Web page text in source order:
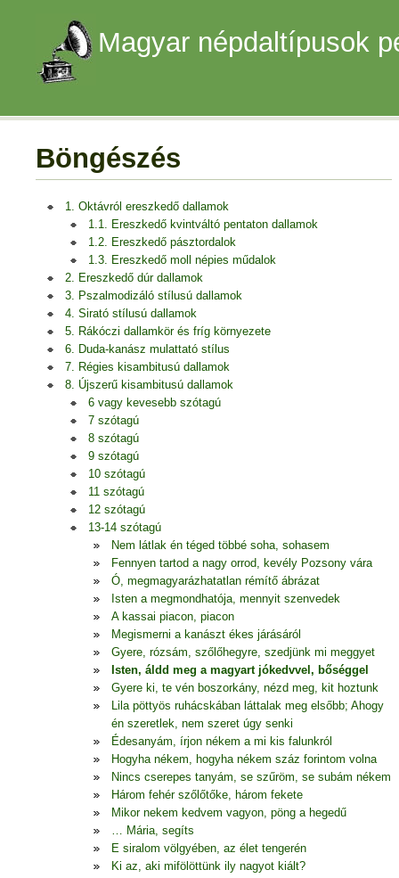
Magyar népdaltípusok
Böngészés
1. Oktávról ereszkedő dallamok
1.1. Ereszkedő kvintváltó pentaton dallamok
1.2. Ereszkedő pásztordalok
1.3. Ereszkedő moll népies műdalok
2. Ereszkedő dúr dallamok
3. Pszalmodizáló stílusú dallamok
4. Sirató stílusú dallamok
5. Rákóczi dallamkör és fríg környezete
6. Duda-kanász mulattató stílus
7. Régies kisambitusú dallamok
8. Újszerű kisambitusú dallamok
6 vagy kevesebb szótagú
7 szótagú
8 szótagú
9 szótagú
10 szótagú
11 szótagú
12 szótagú
13-14 szótagú
Nem látlak én téged többé soha, sohasem
Fennyen tartod a nagy orrod, kevély Pozsony vára
Ó, megmagyarázhatatlan rémítő ábrázat
Isten a megmondhatója, mennyit szenvedek
A kassai piacon, piacon
Megismerni a kanászt ékes járásáról
Gyere, rózsám, szőlőhegyre, szedjünk mi meggyet
Isten, áldd meg a magyart jókedvvel, bőséggel
Gyere ki, te vén boszorkány, nézd meg, kit hoztunk
Lila pöttyös ruhácskában láttalak meg elsőbb; Ahogy
én szeretlek, nem szeret úgy senki
Édesanyám, írjon nékem a mi kis falunkról
Hogyha nékem, hogyha nékem száz forintom volna
Nincs cserepes tanyám, se szűröm, se subám nékem
Három fehér szőlőtőke, három fekete
Mikor nekem kedvem vagyon, pöng a hegedű
… Mária, segíts
E siralom völgyében, az élet tengerén
Ki az, aki mifölöttünk ily nagyot kiált?